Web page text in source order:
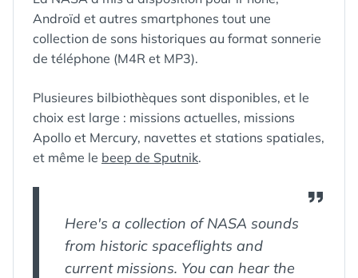
Androïd et autres smartphones tout une
collection de sons historiques au format sonnerie
de téléphone (M4R et MP3).
Plusieures bilbiothèques sont disponibles, et le
choix est large : missions actuelles, missions
Apollo et Mercury, navettes et stations spatiales,
et même le beep de Sputnik.
Here's a collection of NASA sounds
from historic spaceflights and
current missions. You can hear the